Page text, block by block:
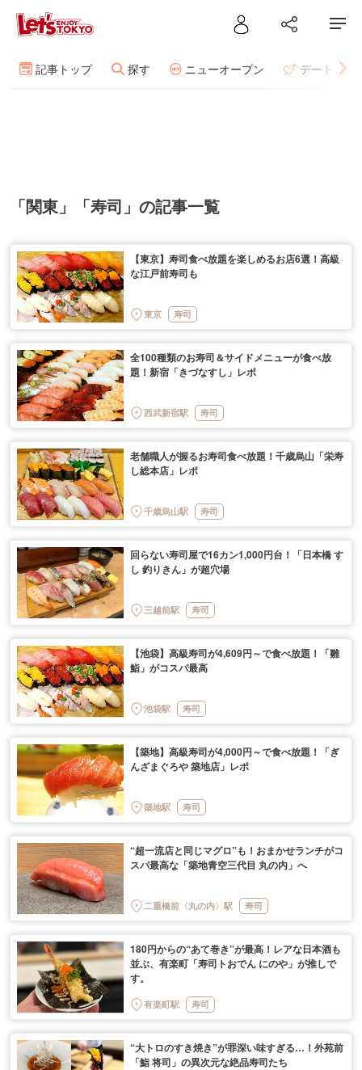
記事トップ 探す ニューオープン デート
「関東」「寿司」の記事一覧
【東京】寿司食べ放題を楽しめるお店6選！高級
な江戸前寿司も
東京 寿司
全100種類のお寿司＆サイドメニューが食べ放
題！新宿「きづなすし」レポ
西武新宿駅 寿司
老舗職人が握るお寿司食べ放題！千歳烏山「栄寿
し総本店」レポ
千歳烏山駅 寿司
回らない寿司屋で16カン1,000円台！「日本橋 す
し 釣りきん」が超穴場
三越前駅 寿司
【池袋】高級寿司が4,609円～で食べ放題！「雛
鮨」がコスパ最高
池袋駅 寿司
【築地】高級寿司が4,000円～で食べ放題！「ぎ
んざまぐろや 築地店」レポ
築地駅 寿司
“超一流店と同じマグロ”も！おまかせランチがコ
スパ最高な「築地青空三代目 丸の内」へ
二重橋前〈丸の内〉駅 寿司
180円からの“あて巻き”が最高！レアな日本酒も
並ぶ、有楽町「寿司トおでん にのや」が推しで
す。
有楽町駅 寿司
“大トロのすき焼き”が罪深い味すぎる…！外苑前
「鮨 将司」の異次元な絶品寿司たち